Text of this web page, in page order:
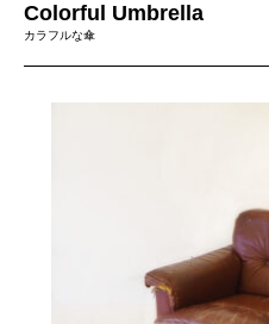
Colorful Umbrella
カラフルな傘